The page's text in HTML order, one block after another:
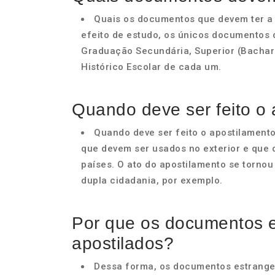
Quais os documentos que devem ter
efeito de estudo, os únicos documentos
Graduação Secundária, Superior
Histórico Escolar de cada um.
Quando deve ser feito o
Quando deve ser feito o
que devem ser usados no exterior e
países. O ato do apostilamento se
dupla cidadania, por exemplo.
Por que os documentos
apostilados?
Dessa forma, os documentos